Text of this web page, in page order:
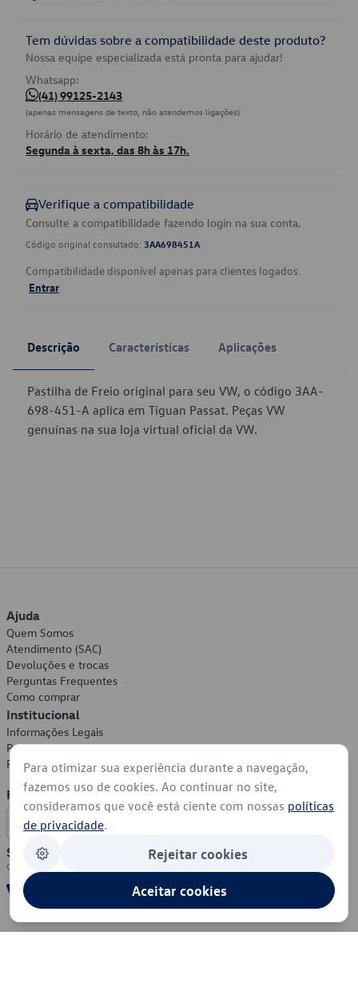
Tem dúvidas sobre a compatibilidade deste produto?
Nossa equipe especializada está pronta para ajudar!
Whatsapp:
(41) 99125-2143
(apenas mensagens de texto, não atendemos ligações)
Horário de atendimento:
Segunda à sexta, das 8h às 17h.
Verifique a compatibilidade
Consulte a compatibilidade fazendo login na sua conta.
Código original consultado: 3AA698451A
Compatibilidade disponível apenas para clientes logados.
Entrar
Descrição Características Aplicações
Pastilha de Freio original para seu VW, o código 3AA-
698-451-A aplica em Tiguan Passat. Peças VW
genuínas na sua loja virtual oficial da VW.
Ajuda
Quem Somos
Atendimento (SAC)
Devoluções e trocas
Perguntas Frequentes
Como comprar
Institucional
Informações Legais
Política de Privacidade
Política de Cookies
Formas de Pagamento
Segurança
Para otimizar sua experiência durante a navegação,
fazemos uso de cookies. Ao continuar no site,
consideramos que você está ciente com nossas políticas
de privacidade.
Rejeitar cookies
Aceitar cookies